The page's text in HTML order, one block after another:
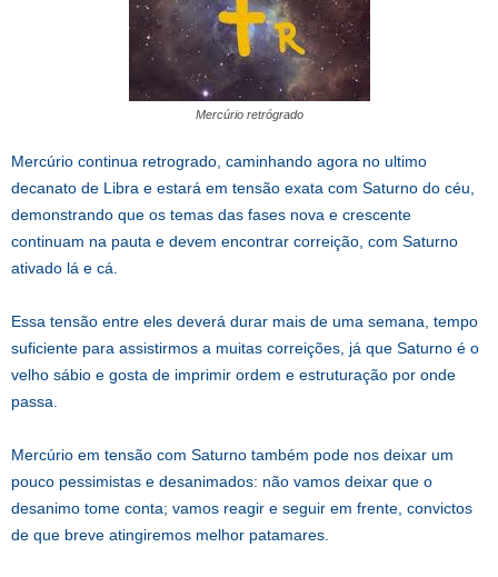
Mercúrio retrógrado
Mercúrio continua retrogrado, caminhando agora no ultimo
decanato de Libra e estará em tensão exata com Saturno do céu,
demonstrando que os temas das fases nova e crescente
continuam na pauta e devem encontrar correição, com Saturno
ativado lá e cá.
Essa tensão entre eles deverá durar mais de uma semana, tempo
suficiente para assistirmos a muitas correições, já que Saturno é o
velho sábio e gosta de imprimir ordem e estruturação por onde
passa.
Mercúrio em tensão com Saturno também pode nos deixar um
pouco pessimistas e desanimados: não vamos deixar que o
desanimo tome conta; vamos reagir e seguir em frente, convictos
de que breve atingiremos melhor patamares.